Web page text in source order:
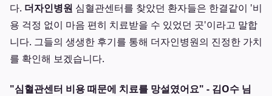
다. 더자인병원 심혈관센터를 찾았던 환자들은 한결같이 '비
용 걱정 없이 마음 편히 치료받을 수 있었던 곳'이라고 말합
니다. 그들의 생생한 후기를 통해 더자인병원의 진정한 가치
를 확인해 보겠습니다.
"심혈관센터 비용 때문에 치료를 망설였어요" - 김O수 님